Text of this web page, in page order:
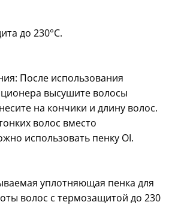
до 230°C.
После использования
высушите волосы
на кончики и длину волос.
волос вместо
использовать пенку OI.
уплотняющая пенка для
волос с термозащитой до 230